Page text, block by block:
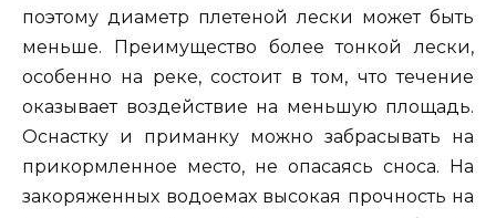
поэтому диаметр плетеной лески может быть
меньше. Преимущество более тонкой лески,
особенно на реке, состоит в том, что течение
оказывает воздействие на меньшую площадь.
Оснастку и приманку можно забрасывать на
прикормленное место, не опасаясь сноса. На
закоряженных водоемах высокая прочность на